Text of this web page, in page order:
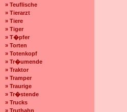
» Teuflische
» Tierarzt
» Tiere
» Tiger
» T�pfer
» Torten
» Totenkopf
» Tr�umende
» Traktor
» Tramper
» Traurige
» Tr�stende
» Trucks
» Truthahn